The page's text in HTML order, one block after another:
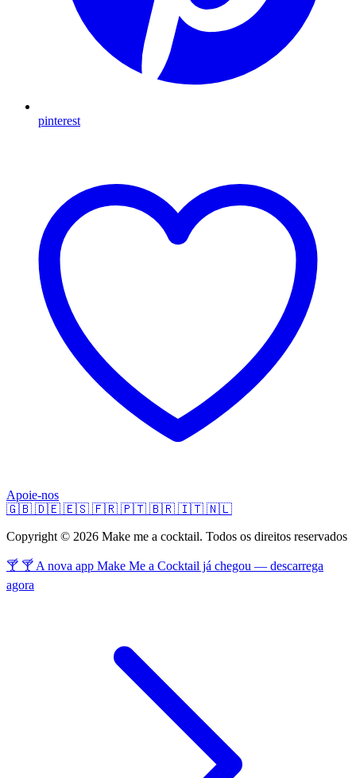
pinterest
Apoie-nos
🇬🇧 🇩🇪 🇪🇸 🇫🇷 🇵🇹 🇧🇷 🇮🇹 🇳🇱
Copyright © 2026 Make me a cocktail. Todos os direitos reservados
🍸 🍸 A nova app Make Me a Cocktail já chegou — descarrega
agora